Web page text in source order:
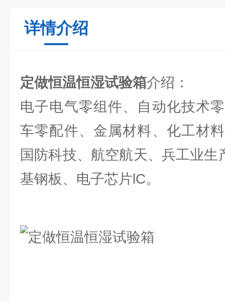
详情介绍
定做恒温恒湿试验箱介绍：
电子电气零组件、自动化技术
车零配件、金属材料、化工材
国防科技、航空航天、兵工业
基钢板、电子芯片lC。